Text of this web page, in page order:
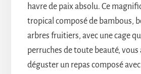
havre de paix absolu. Ce
tropical composé de bambous,
arbres fruitiers, avec une cage
perruches de toute beauté, vous
déguster un repas composé